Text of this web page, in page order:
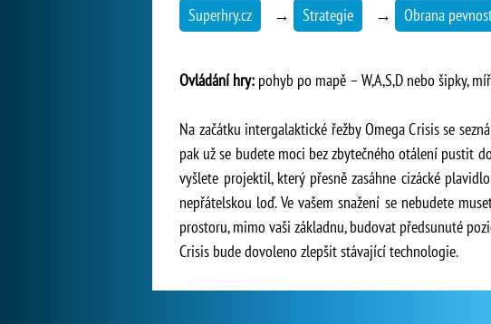
Superhry.cz → Strategie → Obrana
Ovládání hry: pohyb po mapě – W,A,S,D nebo šipky,
Na začátku intergalaktické řežby Omega Crisis se
pak už se budete moci bez zbytečného otálení pustit
vyšlete projektil, který přesně zasáhne cizácké
nepřátelskou loď. Ve vašem snažení se nebudete
prostoru, mimo vaši základnu, budovat předsunuté
Crisis bude dovoleno zlepšit stávající technologie.